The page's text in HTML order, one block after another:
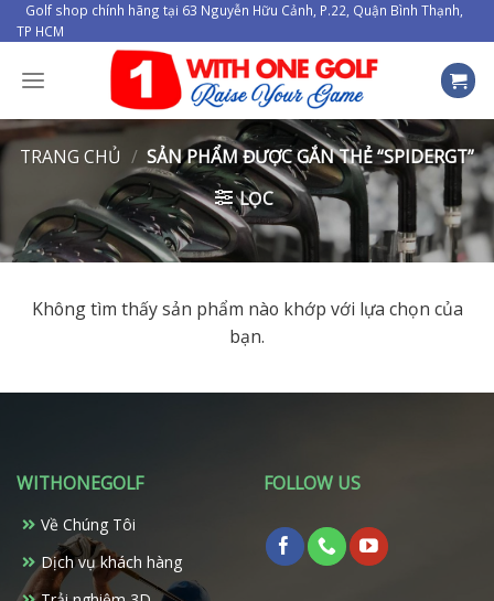
Skip
to
content
Golf shop chính hãng tại 63 Nguyễn Hữu Cảnh, P.22, Quận Bình Thạnh,
TP HCM
TRANG CHỦ / SẢN PHẨM ĐƯỢC GẮN THẺ “SPIDERGT”
LỌC
Không tìm thấy sản phẩm nào khớp với lựa chọn của
bạn.
WITHONEGOLF
Về Chúng Tôi
Dịch vụ khách hàng
FOLLOW US